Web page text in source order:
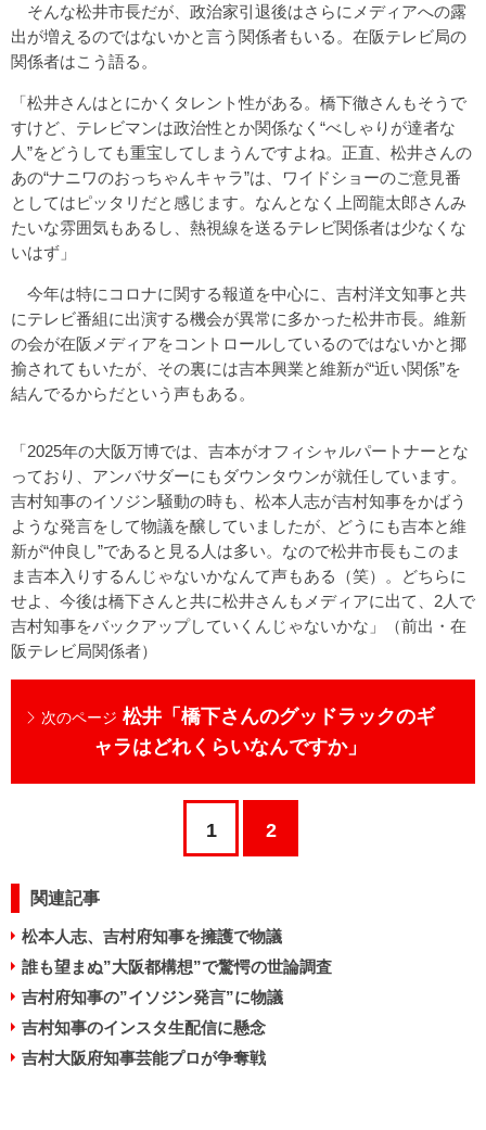
そんな松井市長だが、政治家引退後はさらにメディアへの露
出が増えるのではないかと言う関係者もいる。在阪テレビ局の
関係者はこう語る。
「松井さんはとにかくタレント性がある。橋下徹さんもそうで
すけど、テレビマンは政治性とか関係なく“べしゃりが達者な
人”をどうしても重宝してしまうんですよね。正直、松井さんの
あの“ナニワのおっちゃんキャラ”は、ワイドショーのご意見番
としてはピッタリだと感じます。なんとなく上岡龍太郎さんみ
たいな雰囲気もあるし、熱視線を送るテレビ関係者は少なくな
いはず」
今年は特にコロナに関する報道を中心に、吉村洋文知事と共
にテレビ番組に出演する機会が異常に多かった松井市長。維新
の会が在阪メディアをコントロールしているのではないかと揶
揄されてもいたが、その裏には吉本興業と維新が“近い関係”を
結んでるからだという声もある。
「2025年の大阪万博では、吉本がオフィシャルパートナーとな
っており、アンバサダーにもダウンタウンが就任しています。
吉村知事のイソジン騒動の時も、松本人志が吉村知事をかばう
ような発言をして物議を醸していましたが、どうにも吉本と維
新が“仲良し”であると見る人は多い。なので松井市長もこのま
ま吉本入りするんじゃないかなんて声もある（笑）。どちらに
せよ、今後は橋下さんと共に松井さんもメディアに出て、2人で
吉村知事をバックアップしていくんじゃないかな」（前出・在
阪テレビ局関係者）
次のページ 松井「橋下さんのグッドラックのギ
ャラはどれくらいなんですか」
1 2
関連記事
松本人志、吉村府知事を擁護で物議
誰も望まぬ”大阪都構想”で驚愕の世論調査
吉村府知事の”イソジン発言”に物議
吉村知事のインスタ生配信に懸念
吉村大阪府知事芸能プロが争奪戦